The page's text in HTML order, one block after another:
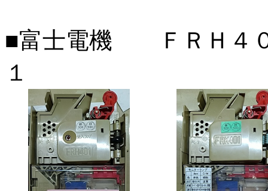
■富士電機 ＦＲ
１